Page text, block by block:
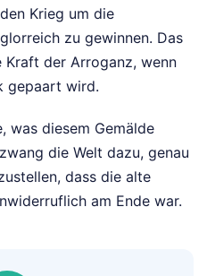
Krieg um die
zu gewinnen. Das
der Arroganz, wenn
gepaart wird.
was diesem Gemälde
die Welt dazu, genau
dass die alte
am Ende war.